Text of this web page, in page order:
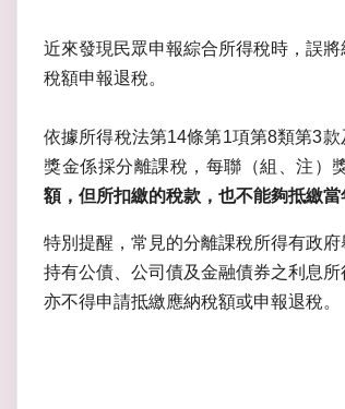
近來發現民眾申報綜合所得稅時，誤
稅額申報退稅。
依據所得稅法第14條第1項第8類第3
獎金係採分離課稅，每聯（組、注）
額，但所扣繳的稅款，也不能夠抵繳當
特別提醒，常見的分離課稅所得有政
持有公債、公司債及金融債券之利息
亦不得申請抵繳應納稅額或申報退稅。